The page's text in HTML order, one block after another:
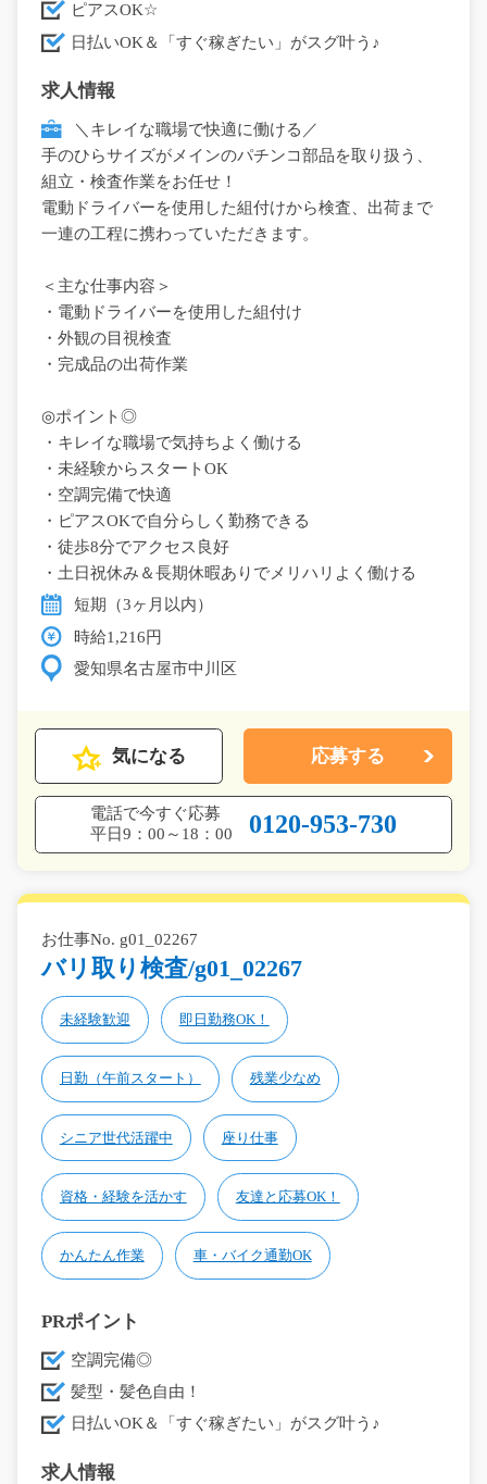
ピアスOK☆
日払いOK＆「すぐ稼ぎたい」がスグ叶う♪
求人情報
＼キレイな職場で快適に働ける／
手のひらサイズがメインのパチンコ部品を取り扱う、
組立・検査作業をお任せ！
電動ドライバーを使用した組付けから検査、出荷まで
一連の工程に携わっていただきます。
＜主な仕事内容＞
・電動ドライバーを使用した組付け
・外観の目視検査
・完成品の出荷作業
◎ポイント◎
・キレイな職場で気持ちよく働ける
・未経験からスタートOK
・空調完備で快適
・ピアスOKで自分らしく勤務できる
・徒歩8分でアクセス良好
・土日祝休み＆長期休暇ありでメリハリよく働ける
短期（3ヶ月以内）
時給1,216円
愛知県名古屋市中川区
気になる 応募する
電話で今すぐ応募
平日9：00～18：00
0120-953-730
お仕事No. g01_02267
バリ取り検査/g01_02267
未経験歓迎 即日勤務OK！
日勤（午前スタート） 残業少なめ
シニア世代活躍中 座り仕事
資格・経験を活かす 友達と応募OK！
かんたん作業 車・バイク通勤OK
PRポイント
空調完備◎
髪型・髪色自由！
日払いOK＆「すぐ稼ぎたい」がスグ叶う♪
求人情報